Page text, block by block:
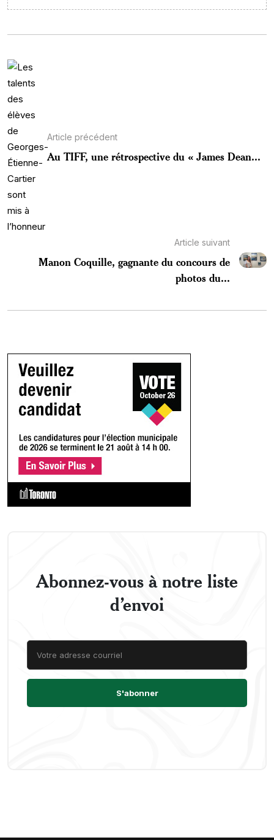
Article précédent
Au TIFF, une rétrospective du « James Dean...
Article suivant
Manon Coquille, gagnante du concours de
photos du...
Abonnez-vous à notre liste
d’envoi